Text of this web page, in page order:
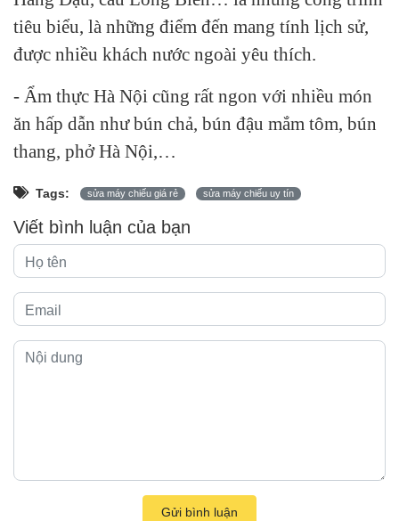
tiêu biểu, là những điểm đến mang tính lịch sử,
được nhiều khách nước ngoài yêu thích.
- Ẩm thực Hà Nội cũng rất ngon với nhiều món
ăn hấp dẫn như bún chả, bún đậu mắm tôm, bún
thang, phở Hà Nội,…
Tags: sửa máy chiếu giá rẻ sửa máy chiếu uy tín
Viết bình luận của bạn
Gửi bình luận